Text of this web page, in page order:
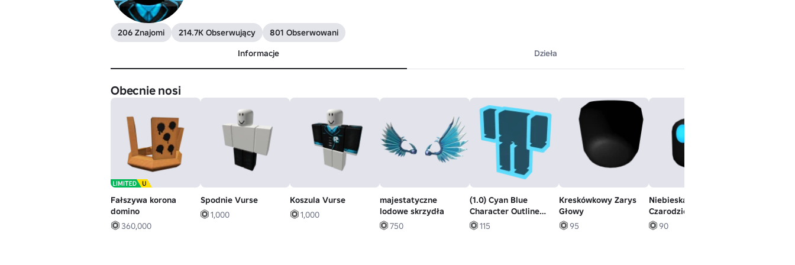
206 Znajomi 214.7K Obserwujący
801 Obserwowani
Informacje
Dzieła
Obecnie nosi
Fałszywa korona
domino
360,000
Spodnie Vurse
1,000
Koszula Vurse
1,000
majestatyczne
lodowe skrzydła
750
(1.0) Cyan Blue
Character Outline
Aura
115
Kreskówkowy Zarys
Głowy
95
Niebieska Głowa
Czarodziejki
90